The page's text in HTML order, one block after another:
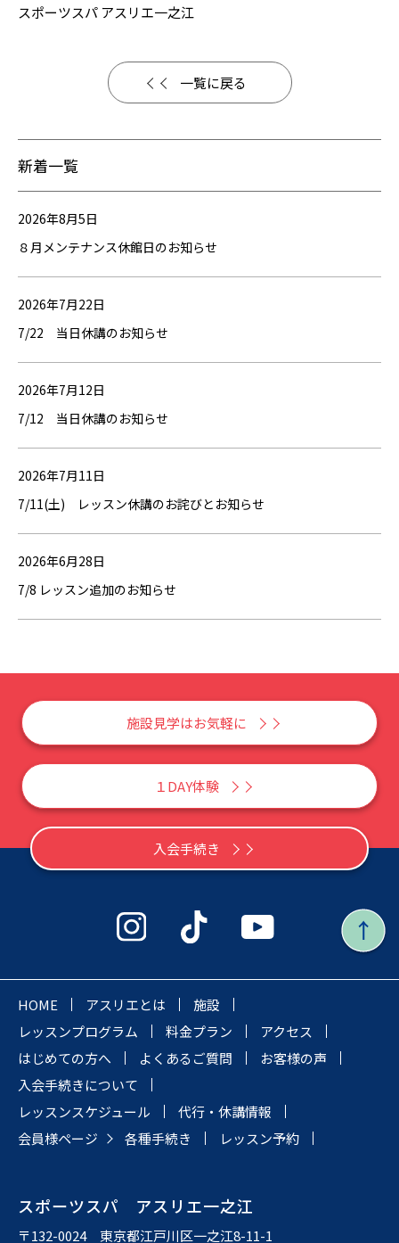
スポーツスパ アスリエ一之江
一覧に戻る
新着一覧
2026年8月5日
８月メンテナンス休館日のお知らせ
2026年7月22日
7/22 当日休講のお知らせ
2026年7月12日
7/12 当日休講のお知らせ
2026年7月11日
7/11(土) レッスン休講のお詫びとお知らせ
2026年6月28日
7/8 レッスン追加のお知らせ
施設見学はお気軽に
１DAY体験
入会手続き
HOME アスリエとは
施設
レッスンプログラム
料金プラン
アクセス
はじめての方へ
よくあるご質問
お客様の声
入会手続きについて
レッスンスケジュール
代行・休講情報
会員様ページ
各種手続き レッスン予約
スポーツスパ アスリエ一之江
〒132-0024 東京都江戸川区一之江8-11-1